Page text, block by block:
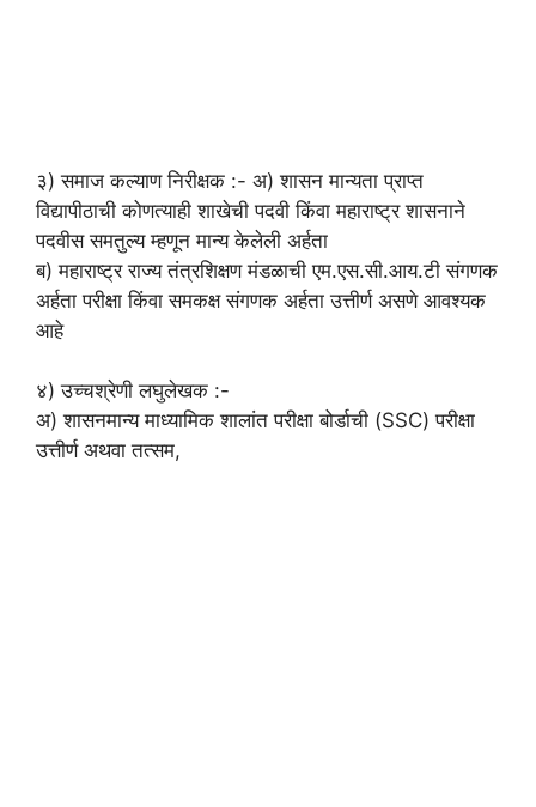
३) समाज कल्याण निरीक्षक :- अ) शासन मान्यता प्राप्त
विद्यापीठाची कोणत्याही शाखेची पदवी किंवा महाराष्ट्र शासनाने
पदवीस समतुल्य म्हणून मान्य केलेली अर्हता
ब) महाराष्ट्र राज्य तंत्रशिक्षण मंडळाची एम.एस.सी.आय.टी संगणक
अर्हता परीक्षा किंवा समकक्ष संगणक अर्हता उत्तीर्ण असणे आवश्यक
आहे
४) उच्चश्रेणी लघुलेखक :-
अ) शासनमान्य माध्यामिक शालांत परीक्षा बोर्डाची (SSC) परीक्षा
उत्तीर्ण अथवा तत्सम,